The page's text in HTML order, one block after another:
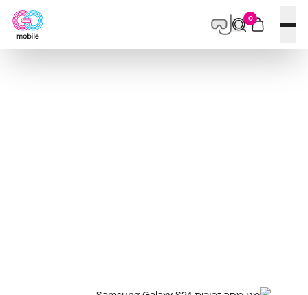
פתח תפריט
0